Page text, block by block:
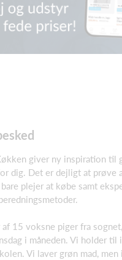
giver ny inspiration til
dig. Det er dejligt at prøve
plejer at købe samt
15 voksne piger fra
i måneden. Vi holder
Vi laver grøn mad,